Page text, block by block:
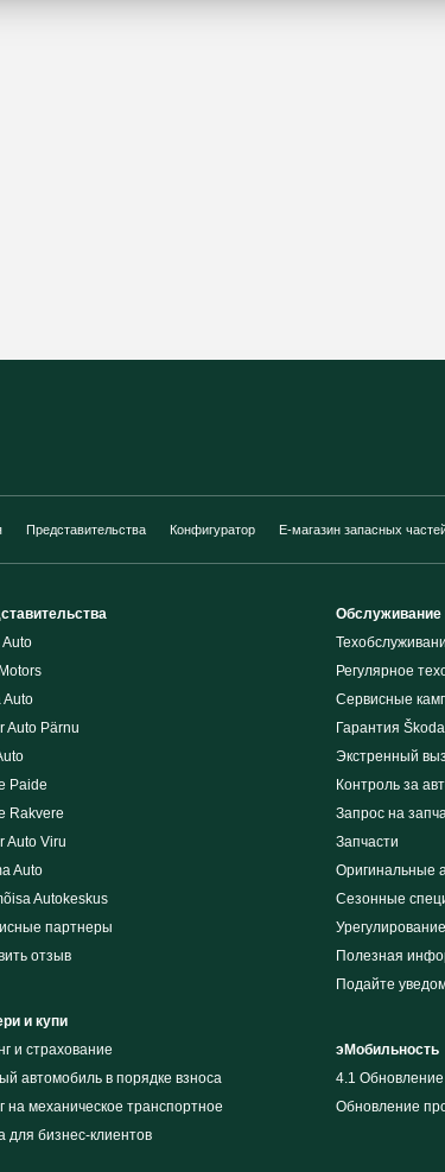
Представительства Конфигуратор E-магазин запасных
Auto
Auto
Auto Pärnu
Paide
Rakvere
Auto Viru
Auto
Autokeskus
партнеры
отзыв
и купи
и cтрахование
автомобиль в порядке взноса
на механическое транспортное
для бизнес-клиентов
Обслуживание
Регулярное
Сервисные
Гарантия Škoda
Экстренный
Контроль за
Запрос на
Запчасти
Оригинальные
Сезонные
Полезная
Подайте
эМобильность
4.1
Обновление